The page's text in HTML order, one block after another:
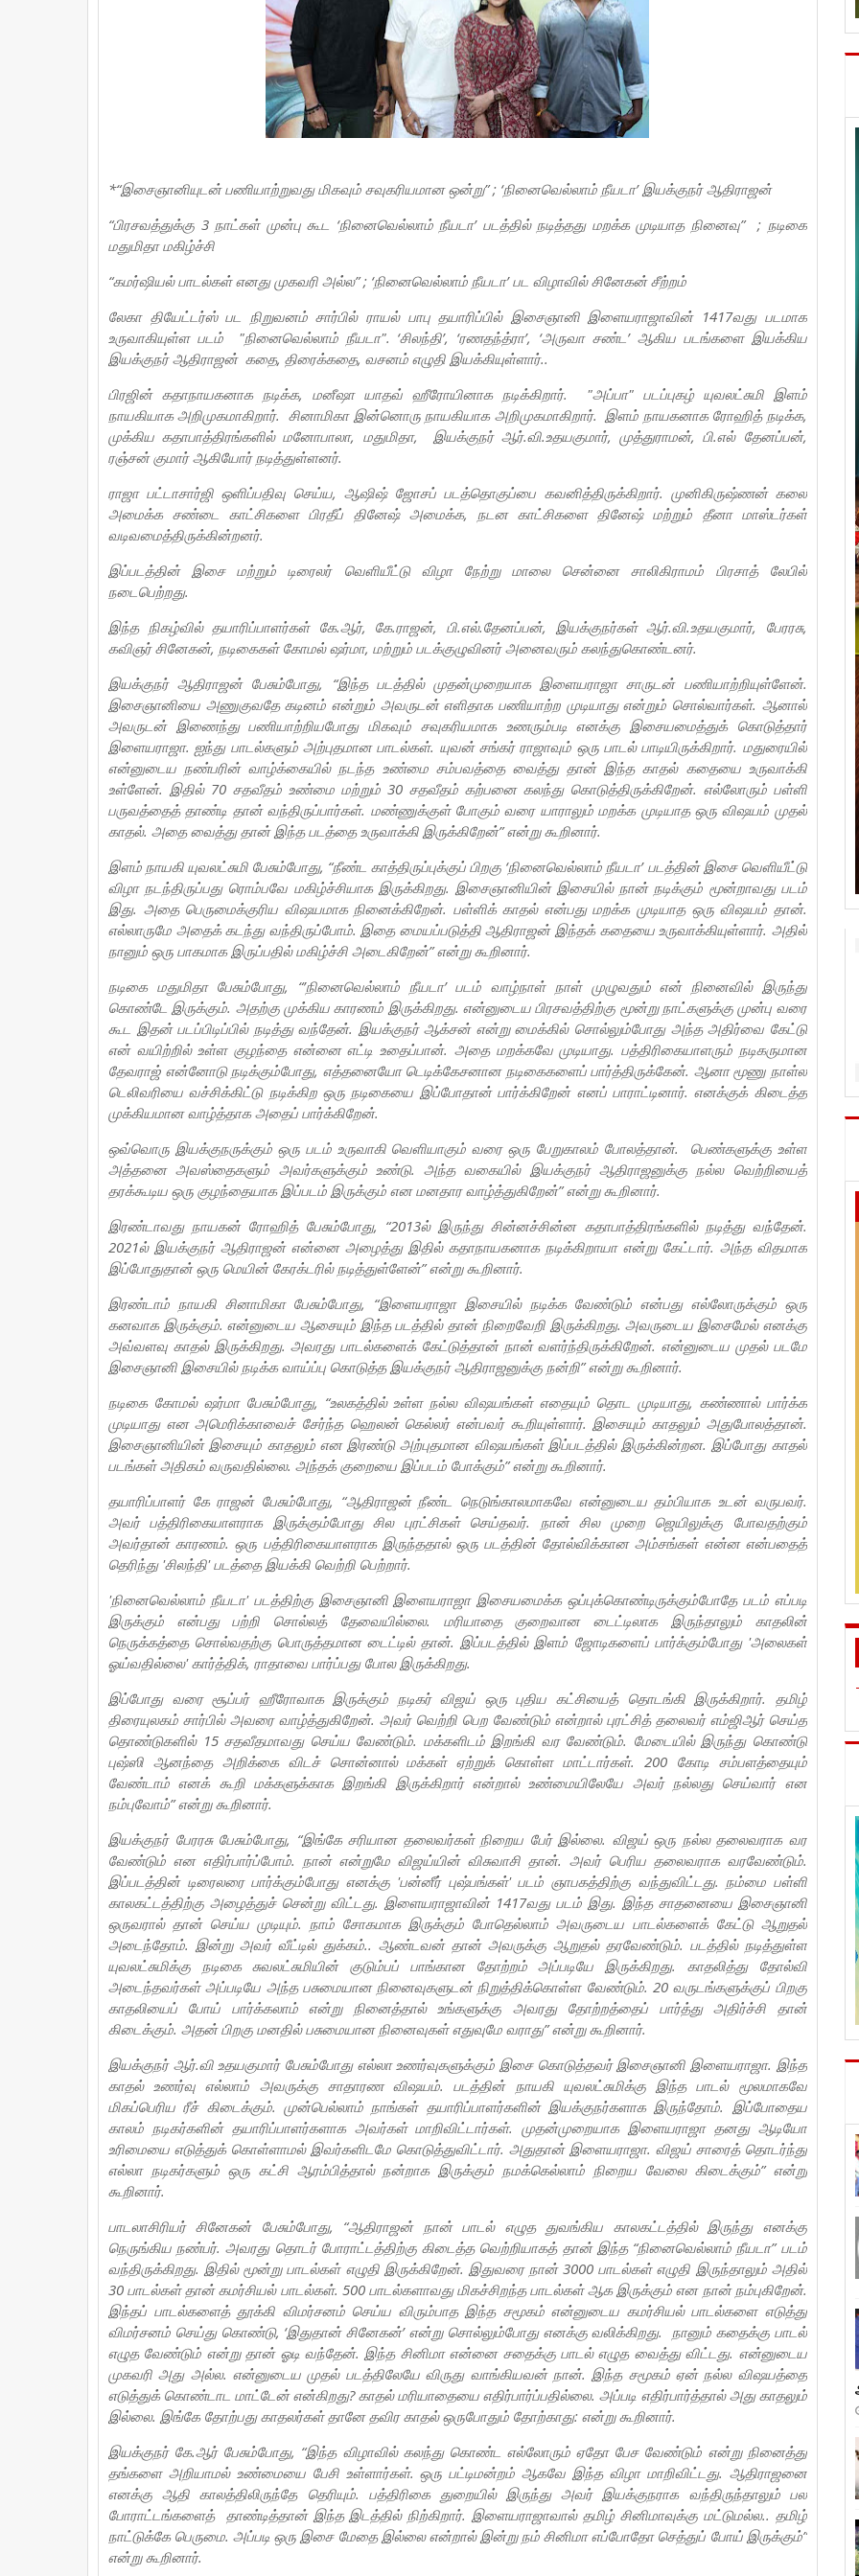
*“இசைஞானியுடன் பணியாற்றுவது மிகவும் சவுகரியமான ஒன்று” ; ‘நினைவெல்லாம் நீயடா’ இயக்குநர் ஆதிராஜன்
“பிரசவத்துக்கு 3 நாட்கள் முன்பு கூட ‘நினைவெல்லாம் நீயடா’ படத்தில் நடித்தது மறக்க முடியாத நினைவு” ; நடிகை
மதுமிதா மகிழ்ச்சி
“கமர்ஷியல் பாடல்கள் எனது முகவரி அல்ல” ; ‘நினைவெல்லாம் நீயடா’ பட விழாவில் சினேகன் சீற்றம்
லேகா தியேட்டர்ஸ் பட நிறுவனம் சார்பில் ராயல் பாபு தயாரிப்பில் இசைஞானி இளையராஜாவின் 1417வது படமாக
உருவாகியுள்ள படம் "நினைவெல்லாம் நீயடா". ‘சிலந்தி’, ‘ரணதந்த்ரா’, ‘அருவா சண்ட’ ஆகிய படங்களை இயக்கிய
இயக்குநர் ஆதிராஜன் கதை, திரைக்கதை, வசனம் எழுதி இயக்கியுள்ளார்..
பிரஜின் கதாநாயகனாக நடிக்க, மனீஷா யாதவ் ஹீரோயினாக நடிக்கிறார். "அப்பா" படப்புகழ் யுவலட்சுமி இளம்
நாயகியாக அறிமுகமாகிறார். சினாமிகா இன்னொரு நாயகியாக அறிமுகமாகிறார். இளம் நாயகனாக ரோஹித் நடிக்க,
முக்கிய கதாபாத்திரங்களில் மனோபாலா, மதுமிதா, இயக்குநர் ஆர்.வி.உதயகுமார், முத்துராமன், பி.எல் தேனப்பன்,
ரஞ்சன் குமார் ஆகியோர் நடித்துள்ளனர்.
ராஜா பட்டாசார்ஜி ஒளிப்பதிவு செய்ய, ஆஷிஷ் ஜோசப் படத்தொகுப்பை கவனித்திருக்கிறார். முனிகிருஷ்ணன் கலை
அமைக்க சண்டை காட்சிகளை பிரதீப் தினேஷ் அமைக்க, நடன காட்சிகளை தினேஷ் மற்றும் தீனா மாஸ்டர்கள்
வடிவமைத்திருக்கின்றனர்.
இப்படத்தின் இசை மற்றும் டிரைலர் வெளியீட்டு விழா நேற்று மாலை சென்னை சாலிகிராமம் பிரசாத் லேபில்
நடைபெற்றது.
இந்த நிகழ்வில் தயாரிப்பாளர்கள் கே.ஆர், கே.ராஜன், பி.எல்.தேனப்பன், இயக்குநர்கள் ஆர்.வி.உதயகுமார், பேரரசு,
கவிஞர் சினேகன், நடிகைகள் கோமல் ஷர்மா, மற்றும் படக்குழுவினர் அனைவரும் கலந்துகொண்டனர்.
இயக்குநர் ஆதிராஜன் பேசும்போது, “இந்த படத்தில் முதன்முறையாக இளையராஜா சாருடன் பணியாற்றியுள்ளேன்.
இசைஞானியை அணுகுவதே கடினம் என்றும் அவருடன் எளிதாக பணியாற்ற முடியாது என்றும் சொல்வார்கள். ஆனால்
அவருடன் இணைந்து பணியாற்றியபோது மிகவும் சவுகரியமாக உணரும்படி எனக்கு இசையமைத்துக் கொடுத்தார்
இளையராஜா. ஐந்து பாடல்களும் அற்புதமான பாடல்கள். யுவன் சங்கர் ராஜாவும் ஒரு பாடல் பாடியிருக்கிறார். மதுரையில்
என்னுடைய நண்பரின் வாழ்க்கையில் நடந்த உண்மை சம்பவத்தை வைத்து தான் இந்த காதல் கதையை உருவாக்கி
உள்ளேன். இதில் 70 சதவீதம் உண்மை மற்றும் 30 சதவீதம் கற்பனை கலந்து கொடுத்திருக்கிறேன். எல்லோரும் பள்ளி
பருவத்தைத் தாண்டி தான் வந்திருப்பார்கள். மண்ணுக்குள் போகும் வரை யாராலும் மறக்க முடியாத ஒரு விஷயம் முதல்
காதல். அதை வைத்து தான் இந்த படத்தை உருவாக்கி இருக்கிறேன்” என்று கூறினார்.
இளம் நாயகி யுவலட்சுமி பேசும்போது, “நீண்ட காத்திருப்புக்குப் பிறகு ‘நினைவெல்லாம் நீயடா’ படத்தின் இசை வெளியீட்டு
விழா நடந்திருப்பது ரொம்பவே மகிழ்ச்சியாக இருக்கிறது. இசைஞானியின் இசையில் நான் நடிக்கும் மூன்றாவது படம்
இது. அதை பெருமைக்குரிய விஷயமாக நினைக்கிறேன். பள்ளிக் காதல் என்பது மறக்க முடியாத ஒரு விஷயம் தான்.
எல்லாருமே அதைக் கடந்து வந்திருப்போம். இதை மையப்படுத்தி ஆதிராஜன் இந்தக் கதையை உருவாக்கியுள்ளார். அதில்
நானும் ஒரு பாகமாக இருப்பதில் மகிழ்ச்சி அடைகிறேன்” என்று கூறினார்.
நடிகை மதுமிதா பேசும்போது, “’நினைவெல்லாம் நீயடா’ படம் வாழ்நாள் நாள் முழுவதும் என் நினைவில் இருந்து
கொண்டே இருக்கும். அதற்கு முக்கிய காரணம் இருக்கிறது. என்னுடைய பிரசவத்திற்கு மூன்று நாட்களுக்கு முன்பு வரை
கூட இதன் படப்பிடிப்பில் நடித்து வந்தேன். இயக்குநர் ஆக்சன் என்று மைக்கில் சொல்லும்போது அந்த அதிர்வை கேட்டு
என் வயிற்றில் உள்ள குழந்தை என்னை எட்டி உதைப்பான். அதை மறக்கவே முடியாது. பத்திரிகையாளரும் நடிகருமான
தேவராஜ் என்னோடு நடிக்கும்போது, எத்தனையோ டெடிக்கேசனான நடிகைகளைப் பார்த்திருக்கேன். ஆனா மூணு நாள்ல
டெலிவரியை வச்சிக்கிட்டு நடிக்கிற ஒரு நடிகையை இப்போதான் பார்க்கிறேன் எனப் பாராட்டினார். எனக்குக் கிடைத்த
முக்கியமான வாழ்த்தாக அதைப் பார்க்கிறேன்.
ஒவ்வொரு இயக்குநருக்கும் ஒரு படம் உருவாகி வெளியாகும் வரை ஒரு பேறுகாலம் போலத்தான். பெண்களுக்கு உள்ள
அத்தனை அவஸ்தைகளும் அவர்களுக்கும் உண்டு. அந்த வகையில் இயக்குநர் ஆதிராஜனுக்கு நல்ல வெற்றியைத்
தரக்கூடிய ஒரு குழந்தையாக இப்படம் இருக்கும் என மனதார வாழ்த்துகிறேன்” என்று கூறினார்.
இரண்டாவது நாயகன் ரோஹித் பேசும்போது, “2013ல் இருந்து சின்னச்சின்ன கதாபாத்திரங்களில் நடித்து வந்தேன்.
2021ல் இயக்குநர் ஆதிராஜன் என்னை அழைத்து இதில் கதாநாயகனாக நடிக்கிறாயா என்று கேட்டார். அந்த விதமாக
இப்போதுதான் ஒரு மெயின் கேரக்டரில் நடித்துள்ளேன்” என்று கூறினார்.
இரண்டாம் நாயகி சினாமிகா பேசும்போது, “இளையராஜா இசையில் நடிக்க வேண்டும் என்பது எல்லோருக்கும் ஒரு
கனவாக இருக்கும். என்னுடைய ஆசையும் இந்த படத்தில் தான் நிறைவேறி இருக்கிறது. அவருடைய இசைமேல் எனக்கு
அவ்வளவு காதல் இருக்கிறது. அவரது பாடல்களைக் கேட்டுத்தான் நான் வளர்ந்திருக்கிறேன். என்னுடைய முதல் படமே
இசைஞானி இசையில் நடிக்க வாய்ப்பு கொடுத்த இயக்குநர் ஆதிராஜனுக்கு நன்றி” என்று கூறினார்.
நடிகை கோமல் ஷர்மா பேசும்போது, “உலகத்தில் உள்ள நல்ல விஷயங்கள் எதையும் தொட முடியாது, கண்ணால் பார்க்க
முடியாது என அமெரிக்காவைச் சேர்ந்த ஹெலன் கெல்லர் என்பவர் கூறியுள்ளார். இசையும் காதலும் அதுபோலத்தான்.
இசைஞானியின் இசையும் காதலும் என இரண்டு அற்புதமான விஷயங்கள் இப்படத்தில் இருக்கின்றன. இப்போது காதல்
படங்கள் அதிகம் வருவதில்லை. அந்தக் குறையை இப்படம் போக்கும்” என்று கூறினார்.
தயாரிப்பாளர் கே ராஜன் பேசும்போது, “ஆதிராஜன் நீண்ட நெடுங்காலமாகவே என்னுடைய தம்பியாக உடன் வருபவர்.
அவர் பத்திரிகையாளராக இருக்கும்போது சில புரட்சிகள் செய்தவர். நான் சில முறை ஜெயிலுக்கு போவதற்கும்
அவர்தான் காரணம். ஒரு பத்திரிகையாளராக இருந்ததால் ஒரு படத்தின் தோல்விக்கான அம்சங்கள் என்ன என்பதைத்
தெரிந்து 'சிலந்தி' படத்தை இயக்கி வெற்றி பெற்றார்.
'நினைவெல்லாம் நீயடா' படத்திற்கு இசைஞானி இளையராஜா இசையமைக்க ஒப்புக்கொண்டிருக்கும்போதே படம் எப்படி
இருக்கும் என்பது பற்றி சொல்லத் தேவையில்லை. மரியாதை குறைவான டைட்டிலாக இருந்தாலும் காதலின்
நெருக்கத்தை சொல்வதற்கு பொருத்தமான டைட்டில் தான். இப்படத்தில் இளம் ஜோடிகளைப் பார்க்கும்போது 'அலைகள்
ஓய்வதில்லை' கார்த்திக், ராதாவை பார்ப்பது போல இருக்கிறது.
இப்போது வரை சூப்பர் ஹீரோவாக இருக்கும் நடிகர் விஜய் ஒரு புதிய கட்சியைத் தொடங்கி இருக்கிறார். தமிழ்
திரையுலகம் சார்பில் அவரை வாழ்த்துகிறேன். அவர் வெற்றி பெற வேண்டும் என்றால் புரட்சித் தலைவர் எம்ஜிஆர் செய்த
தொண்டுகளில் 15 சதவீதமாவது செய்ய வேண்டும். மக்களிடம் இறங்கி வர வேண்டும். மேடையில் இருந்து கொண்டு
புஷ்ஸி ஆனந்தை அறிக்கை விடச் சொன்னால் மக்கள் ஏற்றுக் கொள்ள மாட்டார்கள். 200 கோடி சம்பளத்தையும்
வேண்டாம் எனக் கூறி மக்களுக்காக இறங்கி இருக்கிறார் என்றால் உண்மையிலேயே அவர் நல்லது செய்வார் என
நம்புவோம்” என்று கூறினார்.
இயக்குநர் பேரரசு பேசும்போது, “இங்கே சரியான தலைவர்கள் நிறைய பேர் இல்லை. விஜய் ஒரு நல்ல தலைவராக வர
வேண்டும் என எதிர்பார்ப்போம். நான் என்றுமே விஜய்யின் விசுவாசி தான். அவர் பெரிய தலைவராக வரவேண்டும்.
இப்படத்தின் டிரைலரை பார்க்கும்போது எனக்கு 'பன்னீர் புஷ்பங்கள்' படம் ஞாபகத்திற்கு வந்துவிட்டது. நம்மை பள்ளி
காலகட்டத்திற்கு அழைத்துச் சென்று விட்டது. இளையராஜாவின் 1417வது படம் இது. இந்த சாதனையை இசைஞானி
ஒருவரால் தான் செய்ய முடியும். நாம் சோகமாக இருக்கும் போதெல்லாம் அவருடைய பாடல்களைக் கேட்டு ஆறுதல்
அடைந்தோம். இன்று அவர் வீட்டில் துக்கம்.. ஆண்டவன் தான் அவருக்கு ஆறுதல் தரவேண்டும். படத்தில் நடித்துள்ள
யுவலட்சுமிக்கு நடிகை சுவலட்சுமியின் குடும்பப் பாங்கான தோற்றம் அப்படியே இருக்கிறது. காதலித்து தோல்வி
அடைந்தவர்கள் அப்படியே அந்த பசுமையான நினைவுகளுடன் நிறுத்திக்கொள்ள வேண்டும். 20 வருடங்களுக்குப் பிறகு
காதலியைப் போய் பார்க்கலாம் என்று நினைத்தால் உங்களுக்கு அவரது தோற்றத்தைப் பார்த்து அதிர்ச்சி தான்
கிடைக்கும். அதன் பிறகு மனதில் பசுமையான நினைவுகள் எதுவுமே வராது” என்று கூறினார்.
இயக்குநர் ஆர்.வி உதயகுமார் பேசும்போது எல்லா உணர்வுகளுக்கும் இசை கொடுத்தவர் இசைஞானி இளையராஜா. இந்த
காதல் உணர்வு எல்லாம் அவருக்கு சாதாரண விஷயம். படத்தின் நாயகி யுவலட்சுமிக்கு இந்த பாடல் மூலமாகவே
மிகப்பெரிய ரீச் கிடைக்கும். முன்பெல்லாம் நாங்கள் தயாரிப்பாளர்களின் இயக்குநர்களாக இருந்தோம். இப்போதைய
காலம் நடிகர்களின் தயாரிப்பாளர்களாக அவர்கள் மாறிவிட்டார்கள். முதன்முறையாக இளையராஜா தனது ஆடியோ
உரிமையை எடுத்துக் கொள்ளாமல் இவர்களிடமே கொடுத்துவிட்டார். அதுதான் இளையராஜா. விஜய் சாரைத் தொடர்ந்து
எல்லா நடிகர்களும் ஒரு கட்சி ஆரம்பித்தால் நன்றாக இருக்கும் நமக்கெல்லாம் நிறைய வேலை கிடைக்கும்” என்று
கூறினார்.
பாடலாசிரியர் சினேகன் பேசும்போது, “ஆதிராஜன் நான் பாடல் எழுத துவங்கிய காலகட்டத்தில் இருந்து எனக்கு
நெருங்கிய நண்பர். அவரது தொடர் போராட்டத்திற்கு கிடைத்த வெற்றியாகத் தான் இந்த “நினைவெல்லாம் நீயடா” படம்
வந்திருக்கிறது. இதில் மூன்று பாடல்கள் எழுதி இருக்கிறேன். இதுவரை நான் 3000 பாடல்கள் எழுதி இருந்தாலும் அதில்
30 பாடல்கள் தான் கமர்சியல் பாடல்கள். 500 பாடல்களாவது மிகச்சிறந்த பாடல்கள் ஆக இருக்கும் என நான் நம்புகிறேன்.
இந்தப் பாடல்களைத் தூக்கி விமர்சனம் செய்ய விரும்பாத இந்த சமூகம் என்னுடைய கமர்சியல் பாடல்களை எடுத்து
விமர்சனம் செய்து கொண்டு, ‘இதுதான் சினேகன்’ என்று சொல்லும்போது எனக்கு வலிக்கிறது. நானும் கதைக்கு பாடல்
எழுத வேண்டும் என்று தான் ஓடி வந்தேன். இந்த சினிமா என்னை சதைக்கு பாடல் எழுத வைத்து விட்டது. என்னுடைய
முகவரி அது அல்ல. என்னுடைய முதல் படத்திலேயே விருது வாங்கியவன் நான். இந்த சமூகம் ஏன் நல்ல விஷயத்தை
எடுத்துக் கொண்டாட மாட்டேன் என்கிறது? காதல் மரியாதையை எதிர்பார்ப்பதில்லை. அப்படி எதிர்பார்த்தால் அது காதலும்
இல்லை. இங்கே தோற்பது காதலர்கள் தானே தவிர காதல் ஒருபோதும் தோற்காது: என்று கூறினார்.
இயக்குநர் கே.ஆர் பேசும்போது, “இந்த விழாவில் கலந்து கொண்ட எல்லோரும் ஏதோ பேச வேண்டும் என்று நினைத்து
தங்களை அறியாமல் உண்மையை பேசி உள்ளார்கள். ஒரு பட்டிமன்றம் ஆகவே இந்த விழா மாறிவிட்டது. ஆதிராஜனை
எனக்கு ஆதி காலத்திலிருந்தே தெரியும். பத்திரிகை துறையில் இருந்து அவர் இயக்குநராக வந்திருந்தாலும் பல
போராட்டங்களைத் தாண்டித்தான் இந்த இடத்தில் நிற்கிறார். இளையராஜாவால் தமிழ் சினிமாவுக்கு மட்டுமல்ல.. தமிழ்
நாட்டுக்கே பெருமை. அப்படி ஒரு இசை மேதை இல்லை என்றால் இன்று நம் சினிமா எப்போதோ செத்துப் போய் இருக்கும்”
என்று கூறினார்.